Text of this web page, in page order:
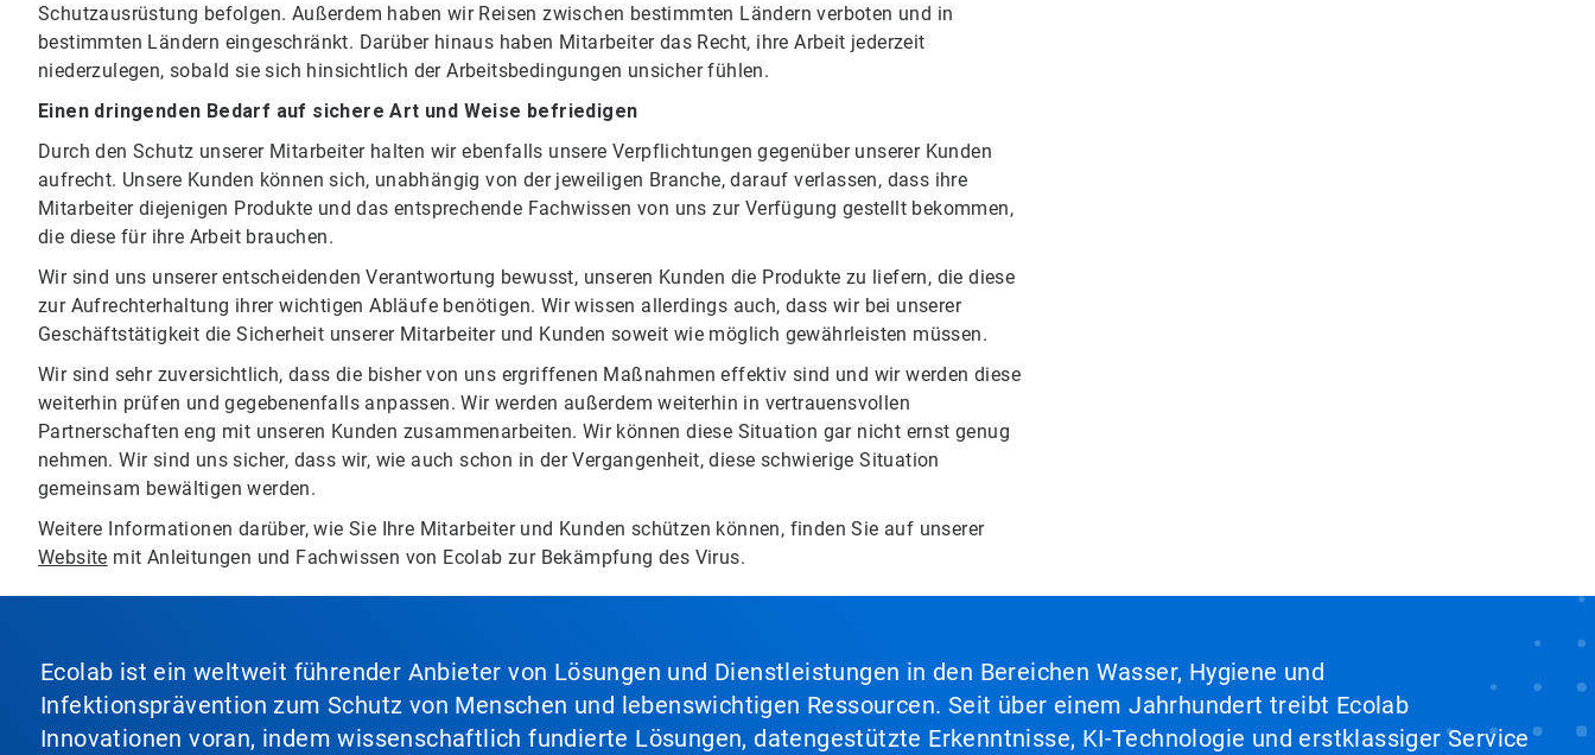
Schutzausrüstung befolgen. Außerdem haben wir Reisen zwischen bestimmten Ländern verboten und in
bestimmten Ländern eingeschränkt. Darüber hinaus haben Mitarbeiter das Recht, ihre Arbeit jederzeit
niederzulegen, sobald sie sich hinsichtlich der Arbeitsbedingungen unsicher fühlen.
Einen dringenden Bedarf auf sichere Art und Weise befriedigen
Durch den Schutz unserer Mitarbeiter halten wir ebenfalls unsere Verpflichtungen gegenüber unserer Kunden
aufrecht. Unsere Kunden können sich, unabhängig von der jeweiligen Branche, darauf verlassen, dass ihre
Mitarbeiter diejenigen Produkte und das entsprechende Fachwissen von uns zur Verfügung gestellt bekommen,
die diese für ihre Arbeit brauchen.
Wir sind uns unserer entscheidenden Verantwortung bewusst, unseren Kunden die Produkte zu liefern, die diese
zur Aufrechterhaltung ihrer wichtigen Abläufe benötigen. Wir wissen allerdings auch, dass wir bei unserer
Geschäftstätigkeit die Sicherheit unserer Mitarbeiter und Kunden soweit wie möglich gewährleisten müssen.
Wir sind sehr zuversichtlich, dass die bisher von uns ergriffenen Maßnahmen effektiv sind und wir werden diese
weiterhin prüfen und gegebenenfalls anpassen. Wir werden außerdem weiterhin in vertrauensvollen
Partnerschaften eng mit unseren Kunden zusammenarbeiten. Wir können diese Situation gar nicht ernst genug
nehmen. Wir sind uns sicher, dass wir, wie auch schon in der Vergangenheit, diese schwierige Situation
gemeinsam bewältigen werden.
Weitere Informationen darüber, wie Sie Ihre Mitarbeiter und Kunden schützen können, finden Sie auf unserer
Website mit Anleitungen und Fachwissen von Ecolab zur Bekämpfung des Virus.
Ecolab ist ein weltweit führender Anbieter von Lösungen und Dienstleistungen in den Bereichen Wasser, Hygiene und
Infektionsprävention zum Schutz von Menschen und lebenswichtigen Ressourcen. Seit über einem Jahrhundert treibt Ecolab
Innovationen voran, indem wissenschaftlich fundierte Lösungen, datengestützte Erkenntnisse, KI-Technologie und erstklassiger Service